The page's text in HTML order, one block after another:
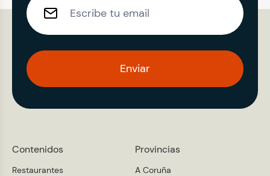
Enviar
Contenidos
Restaurantes
Provincias
A Coruña